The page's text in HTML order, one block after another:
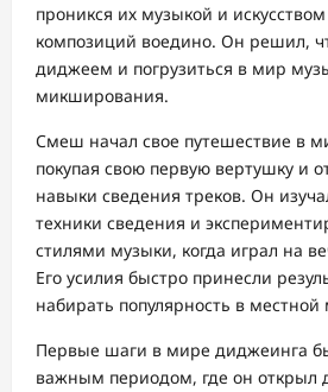
проникся их музыкой и
композиций воедино. Он решил,
диджеем и погрузиться в мир
микширования.
Смеш начал свое путешествие в
покупая свою первую вертушку и
навыки сведения треков. Он
техники сведения и
стилями музыки, когда играл на
Его усилия быстро принесли
набирать популярность в
Первые шаги в мире диджеинга
важным периодом, где он открыл